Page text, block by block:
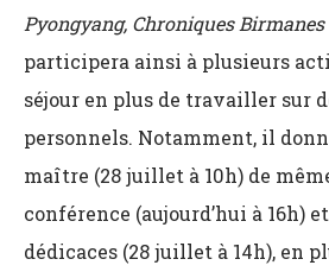
Pyongyang, Chroniques Birmanes
participera ainsi à plusieurs
séjour en plus de travailler sur
personnels. Notamment, il
maître (28 juillet à 10h) de
conférence (aujourd’hui à 16h)
dédicaces (28 juillet à 14h), en